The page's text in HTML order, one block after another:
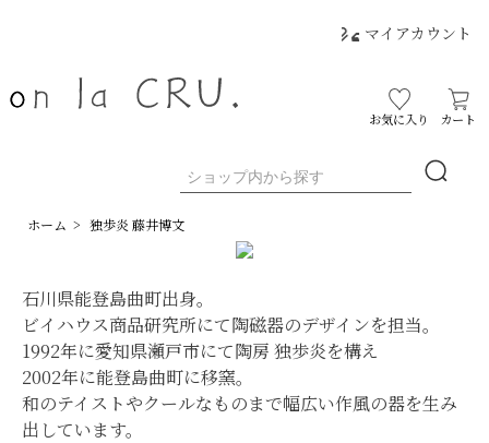
マイアカウント
お気に入り カート
ホーム > 独歩炎 藤井博文
石川県能登島曲町出身。
ビイハウス商品研究所にて陶磁器のデザインを担当。
1992年に愛知県瀬戸市にて陶房 独歩炎を構え
2002年に能登島曲町に移窯。
和のテイストやクールなものまで幅広い作風の器を生み
出しています。